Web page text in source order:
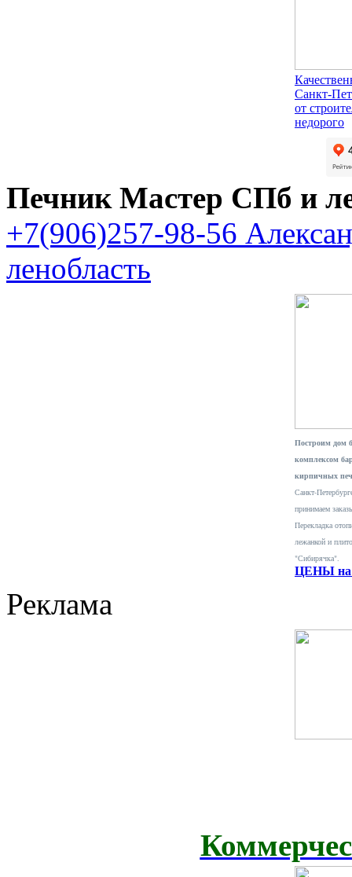
Санкт-
от
недорого
Печник Мастер СПб и
+7(906)257-98-56
ленобласть
Построим дом
комплексом
кирпичных
Санкт-
принимаем
Перекладка
лежанкой и
"Сибирячка".
ЦЕНЫ на
Реклама